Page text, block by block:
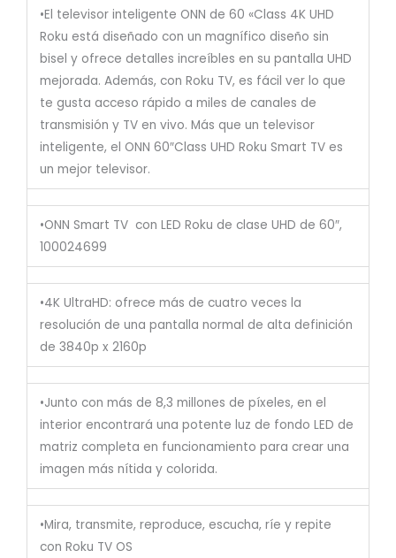
•El televisor inteligente ONN de 60 «Class 4K UHD
Roku está diseñado con un magnífico diseño sin
bisel y ofrece detalles increíbles en su pantalla UHD
mejorada. Además, con Roku TV, es fácil ver lo que
te gusta acceso rápido a miles de canales de
transmisión y TV en vivo. Más que un televisor
inteligente, el ONN 60″Class UHD Roku Smart TV es
un mejor televisor.
•ONN Smart TV con LED Roku de clase UHD de 60″,
100024699
•4K UltraHD: ofrece más de cuatro veces la
resolución de una pantalla normal de alta definición
de 3840p x 2160p
•Junto con más de 8,3 millones de píxeles, en el
interior encontrará una potente luz de fondo LED de
matriz completa en funcionamiento para crear una
imagen más nítida y colorida.
•Mira, transmite, reproduce, escucha, ríe y repite
con Roku TV OS